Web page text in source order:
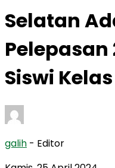
Selatan
Pelepasan
Siswi
galih - Editor